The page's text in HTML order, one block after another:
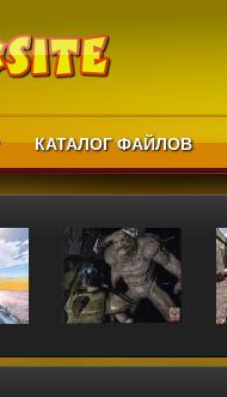
КАТАЛОГ ФАЙЛОВ